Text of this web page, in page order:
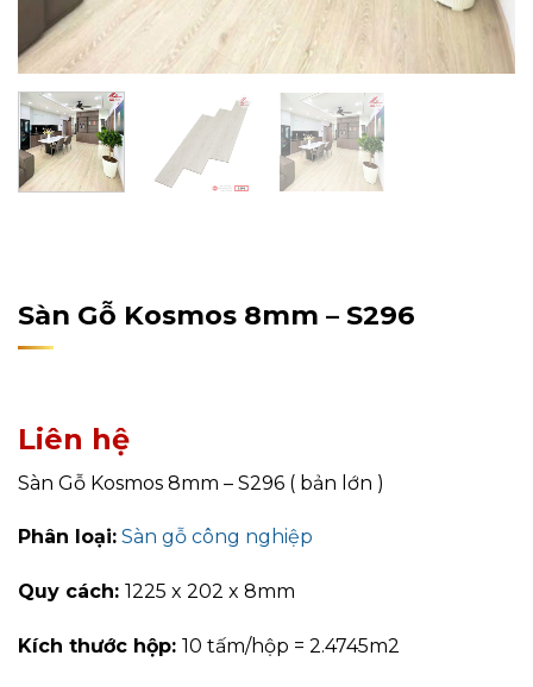
Sàn Gỗ Kosmos 8mm – S296
Liên hệ
Sàn Gỗ Kosmos 8mm – S296 ( bản lớn )
Phân loại: Sàn gỗ công nghiệp
Quy cách: 1225 x 202 x 8mm
Kích thước hộp: 10 tấm/hộp = 2.4745m2